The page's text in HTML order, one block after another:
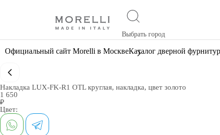
Выбрать город
Официальный сайт Morelli в МосквеКаталог дверной
Накладка LUX-FK-R1 OTL круглая, накладка, цвет золото
1 650
₽
Цвет: